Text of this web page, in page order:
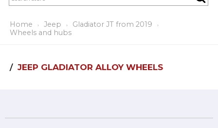
Home Jeep
Gladiator JT from 2019
Wheels and hubs
JEEP GLADIATOR ALLOY WHEELS